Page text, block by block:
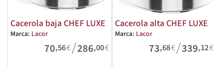
Cacerola baja CHEF LUXE
Marca: Lacor
70,56€/286,00€
Cacerola alta CHEF LUXE
Marca: Lacor
73,68€/339,12€